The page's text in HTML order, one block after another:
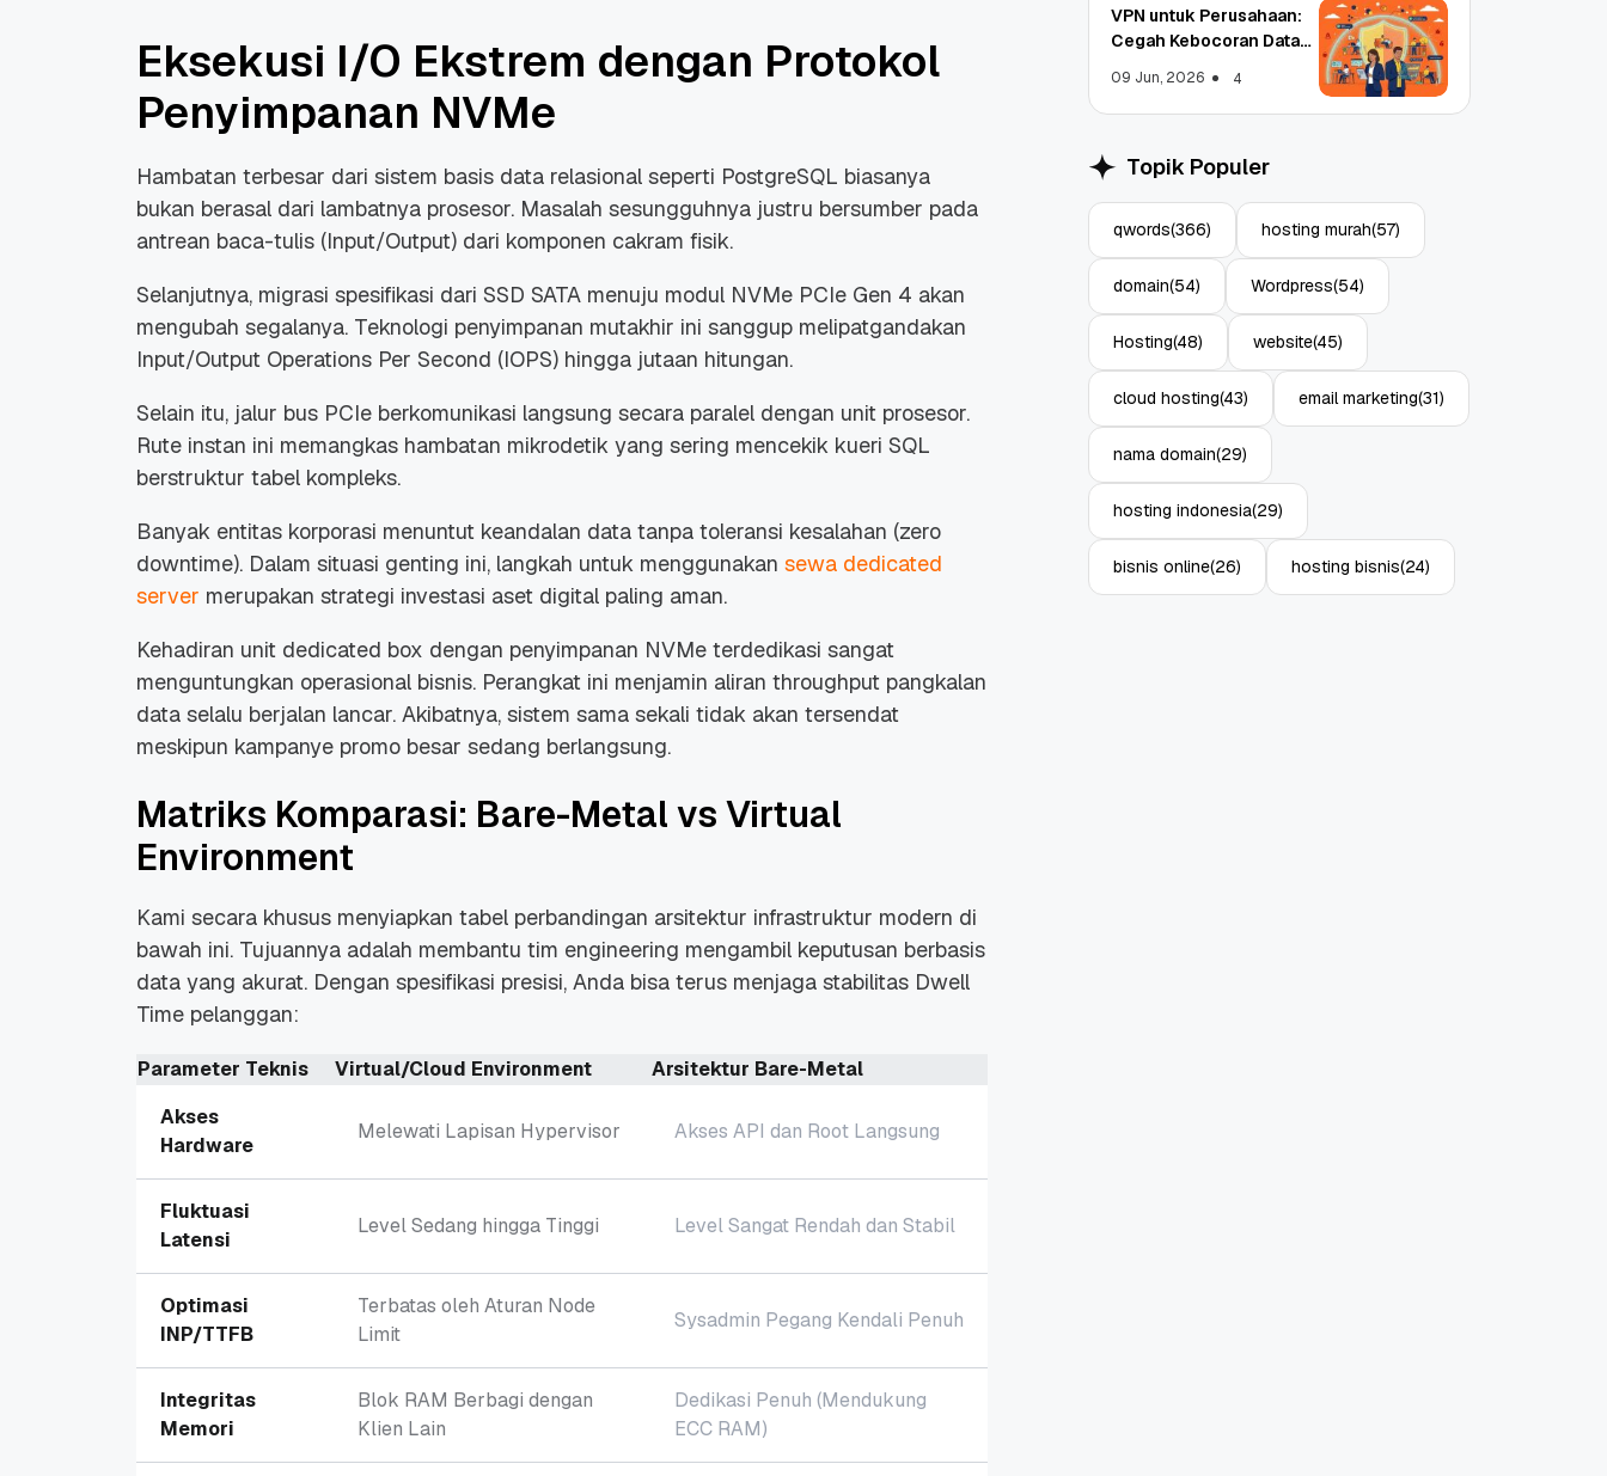
Promo Ramadan 2026:
Diskon Domain dan
Hosting Qwords
Panduan Lengkap Promo
Domain .ID dan Diskon
Terbaru
20 Nov, 2025 6
Qwords Jadi Registrar
Terakreditasi ICANN, Apa
Object Storage untuk
Aplikasi: Atasi Limitasi
4
Eksekusi I/O Ekstrem dengan Protokol
Penyimpanan NVMe
Hambatan terbesar dari sistem basis data relasional seperti PostgreSQL biasanya
bukan berasal dari lambatnya prosesor. Masalah sesungguhnya justru bersumber pada
antrean baca-tulis (Input/Output) dari komponen cakram fisik.
Selanjutnya, migrasi spesifikasi dari SSD SATA menuju modul NVMe PCIe Gen 4 akan
mengubah segalanya. Teknologi penyimpanan mutakhir ini sanggup melipatgandakan
Input/Output Operations Per Second (IOPS) hingga jutaan hitungan.
Selain itu, jalur bus PCIe berkomunikasi langsung secara paralel dengan unit prosesor.
Rute instan ini memangkas hambatan mikrodetik yang sering mencekik kueri SQL
berstruktur tabel kompleks.
Banyak entitas korporasi menuntut keandalan data tanpa toleransi kesalahan (zero
downtime). Dalam situasi genting ini, langkah untuk menggunakan sewa dedicated
server merupakan strategi investasi aset digital paling aman.
Kehadiran unit dedicated box dengan penyimpanan NVMe terdedikasi sangat
menguntungkan operasional bisnis. Perangkat ini menjamin aliran throughput pangkalan
data selalu berjalan lancar. Akibatnya, sistem sama sekali tidak akan tersendat
meskipun kampanye promo besar sedang berlangsung.
Matriks Komparasi: Bare-Metal vs Virtual
Environment
Kami secara khusus menyiapkan tabel perbandingan arsitektur infrastruktur modern di
bawah ini. Tujuannya adalah membantu tim engineering mengambil keputusan berbasis
data yang akurat. Dengan spesifikasi presisi, Anda bisa terus menjaga stabilitas Dwell
Time pelanggan:
Parameter Teknis Virtual/Cloud Environment
Arsitektur Bare-Metal
Akses
Hardware
Melewati Lapisan Hypervisor Akses API dan Root Langsung
Fluktuasi
Latensi
Level Sedang hingga Tinggi Level Sangat Rendah dan Stabil
Optimasi
INP/TTFB
Terbatas oleh Aturan Node
Limit
Sysadmin Pegang Kendali Penuh
Integritas
Memori
Blok RAM Berbagi dengan
Klien Lain
Dedikasi Penuh (Mendukung
ECC RAM)
VPN untuk Perusahaan:
Cegah Kebocoran Data
09 Jun, 2026 4
Topik Populer
qwords(366) hosting murah(57)
domain(54) Wordpress(54)
Hosting(48) website(45)
cloud hosting(43) email marketing(31)
nama domain(29)
hosting indonesia(29)
bisnis online(26) hosting bisnis(24)